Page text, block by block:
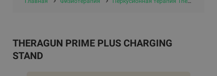
THERAGUN PRIME PLUS CHARGING
STAND